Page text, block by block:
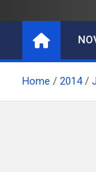
Home 2014